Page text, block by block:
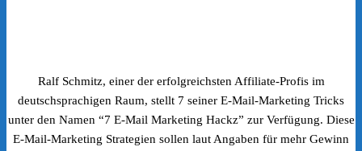
Ralf Schmitz, einer der erfolgreichsten Affiliate-Profis im
deutschsprachigen Raum, stellt 7 seiner E-Mail-Marketing Tricks
unter den Namen “7 E-Mail Marketing Hackz” zur Verfügung. Diese
E-Mail-Marketing Strategien sollen laut Angaben für mehr Gewinn